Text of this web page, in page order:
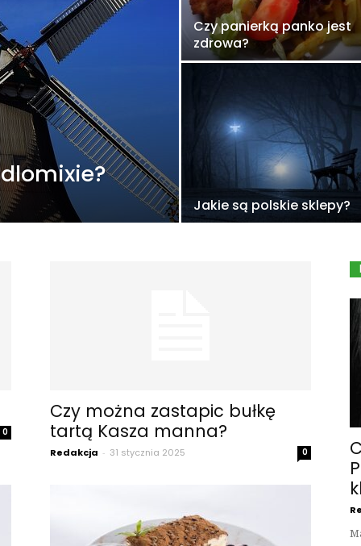
Czy panierką panko jest
zdrowa?
Jakie są polskie sklepy?
0
Czy można zastapic bułkę
tartą Kasza manna?
Redakcja - 31 stycznia 2025 0